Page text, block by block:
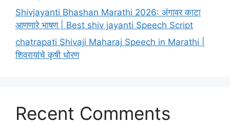
Shivjayanti Bhashan Marathi 2026: अंगावर काटा
आणणारे भाषण | Best shiv jayanti Speech Script
chatrapati Shivaji Maharaj Speech in Marathi |
शिवरायांचे कृषी धोरण
Recent Comments